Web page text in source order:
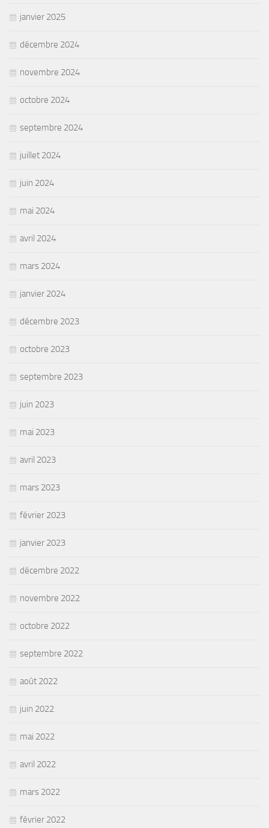
janvier 2025
décembre 2024
novembre 2024
octobre 2024
septembre 2024
juillet 2024
juin 2024
mai 2024
avril 2024
mars 2024
janvier 2024
décembre 2023
octobre 2023
septembre 2023
juin 2023
mai 2023
avril 2023
mars 2023
février 2023
janvier 2023
décembre 2022
novembre 2022
octobre 2022
septembre 2022
août 2022
juin 2022
mai 2022
avril 2022
mars 2022
février 2022